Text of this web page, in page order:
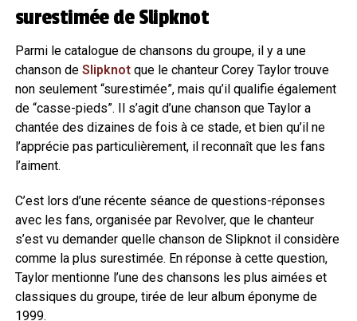
surestimée de Slipknot
Parmi le catalogue de chansons du groupe, il y a une
chanson de Slipknotque le chanteur Corey Taylor trouve
non seulement “surestimée”, mais qu’il qualifie également
de “casse-pieds”. Il s’agit d’une chanson que Taylor a
chantée des dizaines de fois à ce stade, et bien qu’il ne
l’apprécie pas particulièrement, il reconnaît que les fans
l’aiment.
C’est lors d’une récente séance de questions-réponses
avec les fans, organisée par Revolver, que le chanteur
s’est vu demander quelle chanson de Slipknot il considère
comme la plus surestimée. En réponse à cette question,
Taylor mentionne l’une des chansons les plus aimées et
classiques du groupe, tirée de leur album éponyme de
1999.